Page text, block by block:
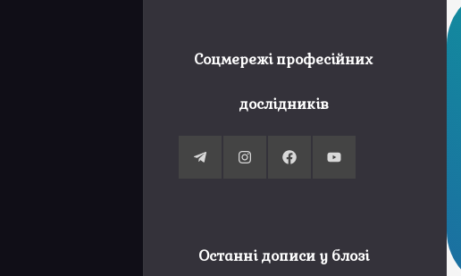
Соцмережі професійних
дослідників
Останні дописи у блозі